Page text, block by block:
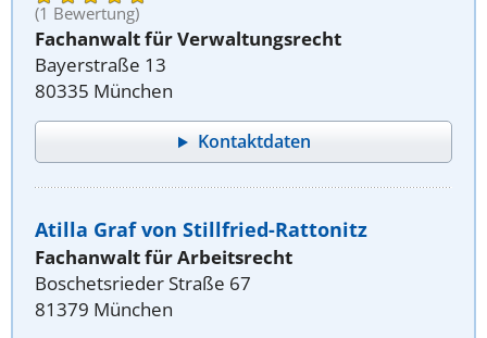
(1 Bewertung)
Fachanwalt für Verwaltungsrecht
Bayerstraße 13
80335 München
Kontaktdaten
Atilla Graf von Stillfried-Rattonitz
Fachanwalt für Arbeitsrecht
Boschetsrieder Straße 67
81379 München